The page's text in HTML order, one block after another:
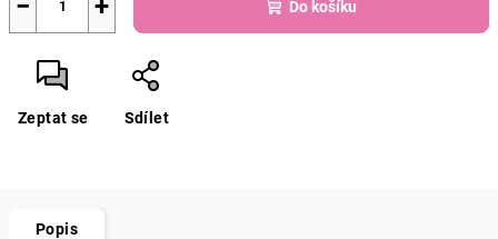
+
− Do košíku
Zeptat se Sdílet
Popis